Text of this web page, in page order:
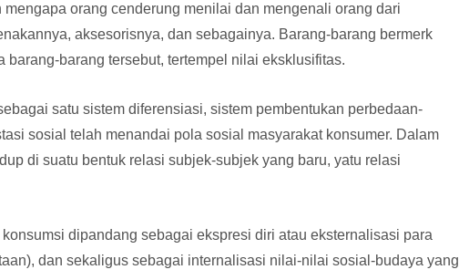
orang cenderung menilai dan mengenali orang dari
aksesorisnya, dan sebagainya. Barang-barang bermerk
barang tersebut, tertempel nilai eksklusifitas.
satu sistem diferensiasi, sistem pembentukan perbedaan-
sosial telah menandai pola sosial masyarakat konsumer. Dalam
di suatu bentuk relasi subjek-subjek yang baru, yatu relasi
dipandang sebagai ekspresi diri atau eksternalisasi para
dan sekaligus sebagai internalisasi nilai-nilai sosial-budaya yang